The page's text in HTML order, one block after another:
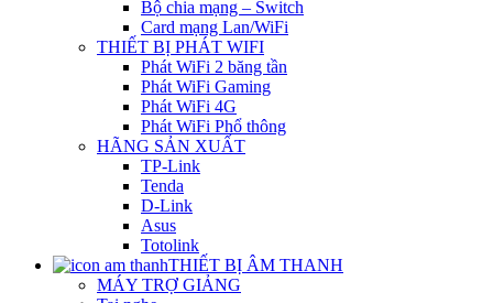
Bộ chia mạng – Switch
Card mạng Lan/WiFi
THIẾT BỊ PHÁT WIFI
Phát WiFi 2 băng tần
Phát WiFi Gaming
Phát WiFi 4G
Phát WiFi Phổ thông
HÃNG SẢN XUẤT
TP-Link
Tenda
D-Link
Asus
Totolink
THIẾT BỊ ÂM THANH
MÁY TRỢ GIẢNG